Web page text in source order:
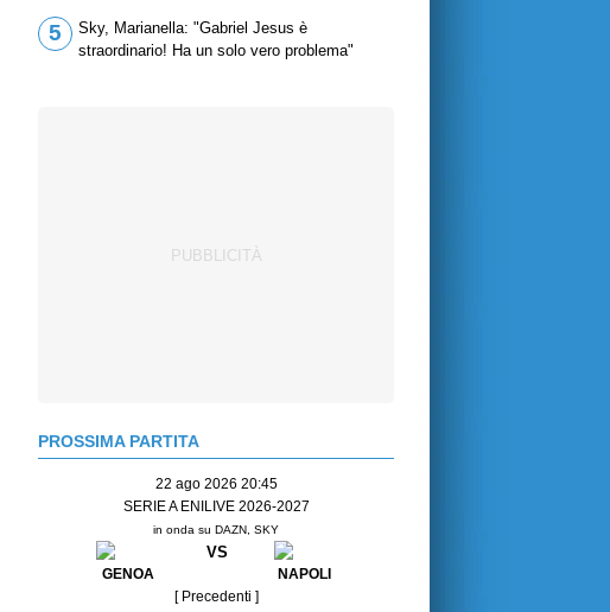
5
Sky, Marianella: "Gabriel Jesus è
straordinario! Ha un solo vero problema"
PROSSIMA PARTITA
22 ago 2026 20:45
SERIE A ENILIVE 2026-2027
in onda su DAZN, SKY
VS
GENOA
NAPOLI
[ Precedenti ]